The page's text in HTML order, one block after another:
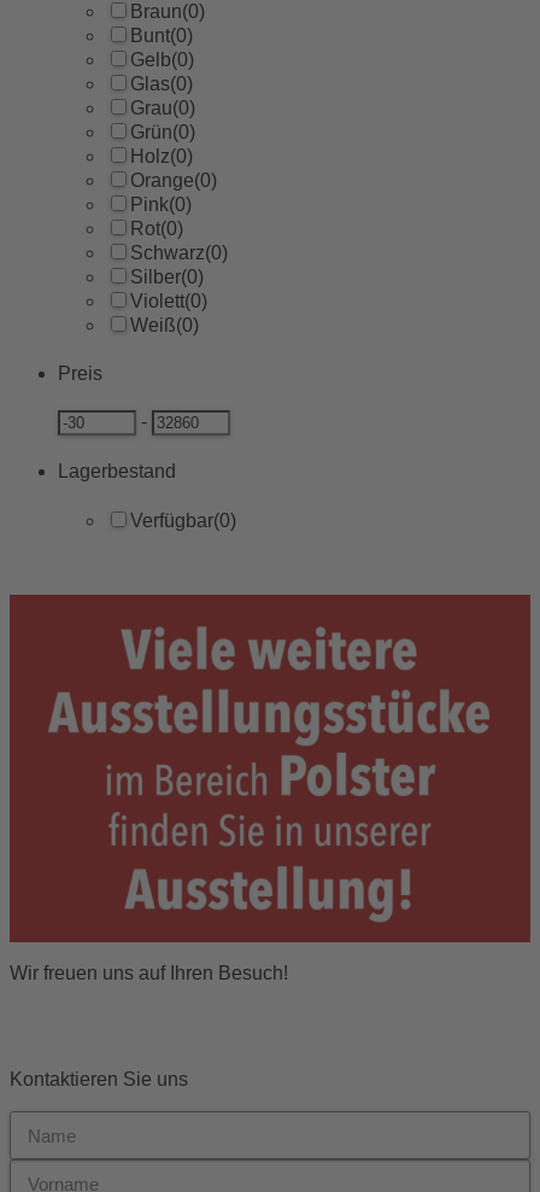
Braun(0)
Bunt(0)
Gelb(0)
Glas(0)
Grau(0)
Grün(0)
Holz(0)
Orange(0)
Pink(0)
Rot(0)
Schwarz(0)
Silber(0)
Violett(0)
Weiß(0)
Preis
-
Lagerbestand
Verfügbar(0)
Wir freuen uns auf Ihren Besuch!
Kontaktieren Sie uns